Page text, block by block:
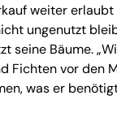
weiter
ungenutzt
seine Bäume.
Fichten vor den
was er